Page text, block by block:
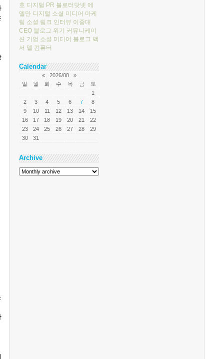
호 디지털 PR 블로터닷넷 에
델만 디지털 소셜 미디어 마케
팅 소셜 링크 인터뷰 이중대
CEO 블로그 위기 커뮤니케이
션 기업 소셜 미디어 블로그 백
서 델 컴퓨터
Calendar
« 2026/08
»
일
월 화 수 목 금
토
1
2
3 4 5 6 7
8
9
10 11 12 13 14
15
16
17 18 19 20 21
22
23
24 25 26 27 28
29
30
31
Archive